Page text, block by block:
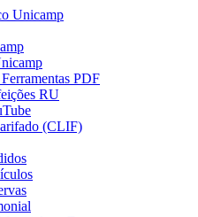
Unicamp
PDF
RU
(CLIF)